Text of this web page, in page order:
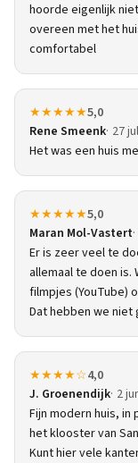
hoorde eigenlijk
overeen met het
comfortabel
★★★★★5,0
Rene Smeenk 27
Het was een huis
★★★★★5,0
Maran Mol-Vastert
Er is zeer veel te
allemaal te doen
filmpjes (YouTube)
Dat hebben we niet
★★★★☆4,0
J. Groenendijk 2
Fijn modern huis,
het klooster van
Kunt hier vele